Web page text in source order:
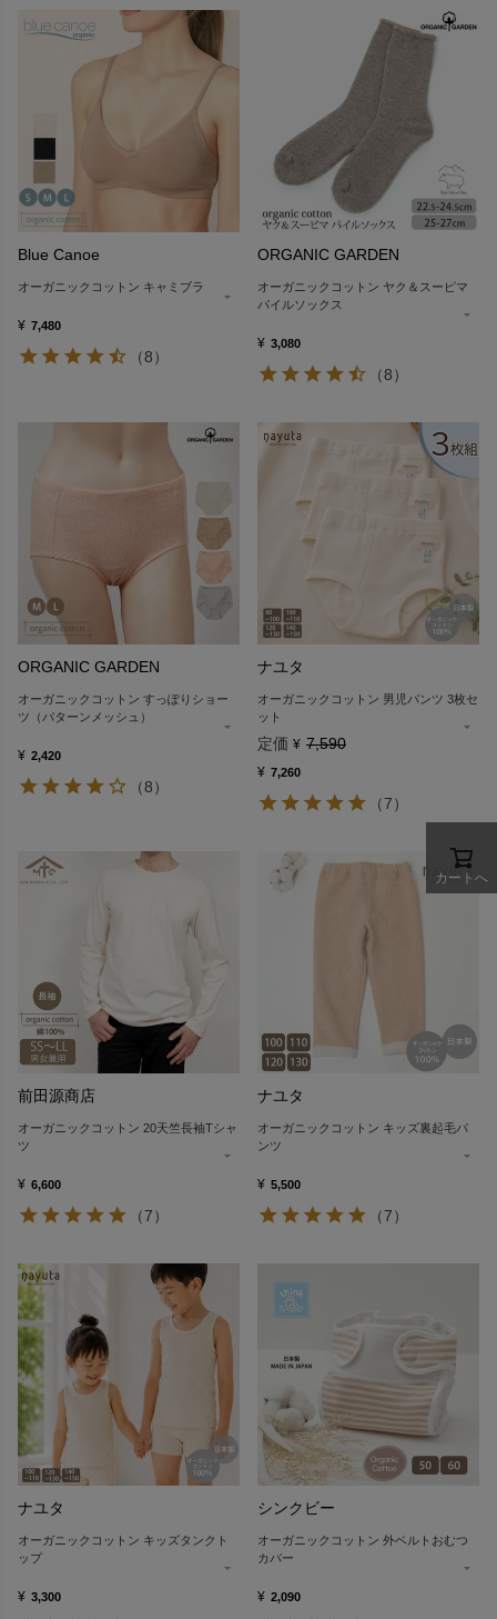
Blue Canoe
オーガニックコットン キャミブラ
¥ 7,480
（8）
ORGANIC GARDEN
オーガニックコットン ヤク＆スーピマ
パイルソックス
¥ 3,080
（8）
ORGANIC GARDEN
オーガニックコットン すっぽりショー
ツ（パターンメッシュ）
¥ 2,420
（8）
ナユタ
オーガニックコットン 男児パンツ 3枚セ
ット
定価 ¥ 7,590
¥ 7,260
（7）
前田源商店
オーガニックコットン 20天竺長袖Tシャ
ツ
¥ 6,600
（7）
ナユタ
オーガニックコットン キッズ裏起毛パ
ンツ
¥ 5,500
（7）
ナユタ
オーガニックコットン キッズタンクト
ップ
¥ 3,300
シンクビー
オーガニックコットン 外ベルトおむつ
カバー
¥ 2,090
カートへ